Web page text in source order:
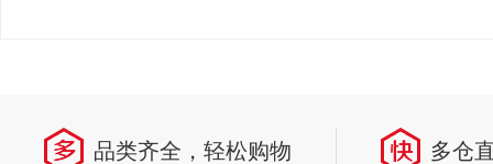
品类齐全，轻松购物 多仓